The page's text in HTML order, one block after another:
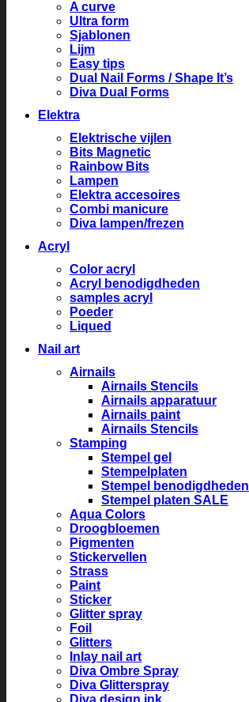
A curve
Ultra form
Sjablonen
Lijm
Easy tips
Dual Nail Forms / Shape It’s
Diva Dual Forms
Elektra
Elektrische vijlen
Bits Magnetic
Rainbow Bits
Lampen
Elektra accesoires
Combi manicure
Diva lampen/frezen
Acryl
Color acryl
Acryl benodigdheden
samples acryl
Poeder
Liqued
Nail art
Airnails
Airnails Stencils
Airnails apparatuur
Airnails paint
Airnails Stencils
Stamping
Stempel gel
Stempelplaten
Stempel benodigdheden
Stempel platen SALE
Aqua Colors
Droogbloemen
Pigmenten
Stickervellen
Strass
Paint
Sticker
Glitter spray
Foil
Glitters
Inlay nail art
Diva Ombre Spray
Diva Glitterspray
Diva design ink